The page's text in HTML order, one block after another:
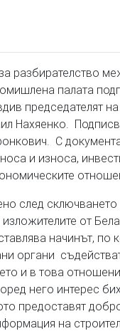
разбирателство
палата
председателят
Нахяенко.
С
и износа,
след
от
начинът, по
органи
и в това
него интерес
предоставят
на